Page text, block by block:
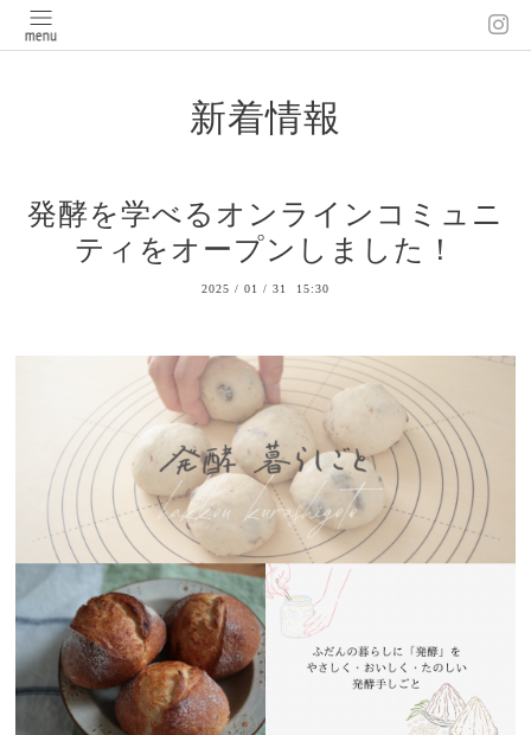
新着情報
発酵を学べるオンラインコミュニ
ティをオープンしました！
2025 / 01 / 31 15:30